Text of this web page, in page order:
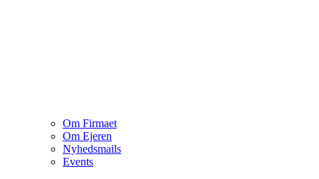
Om Firmaet
Om Ejeren
Nyhedsmails
Events